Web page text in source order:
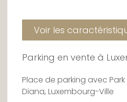
Voir les
Parking en vente à
Place de parking avec Park
Diana, Luxembourg-Ville